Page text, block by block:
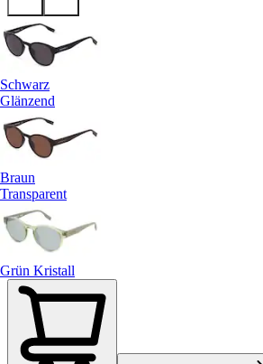
Schwarz
Glänzend
Braun
Transparent
Grün Kristall